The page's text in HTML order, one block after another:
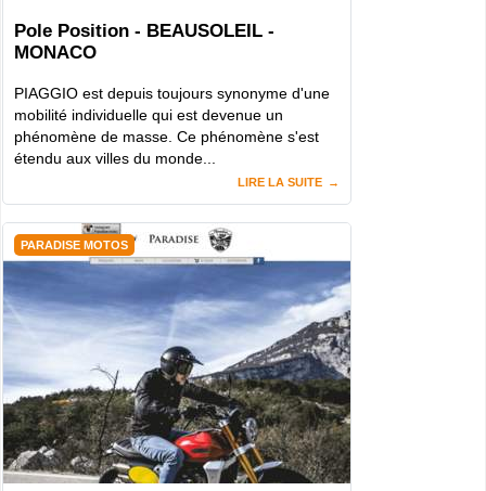
Pole Position - BEAUSOLEIL -
MONACO
PIAGGIO est depuis toujours synonyme d'une
mobilité individuelle qui est devenue un
phénomène de masse. Ce phénomène s'est
étendu aux villes du monde...
LIRE LA SUITE
PARADISE MOTOS